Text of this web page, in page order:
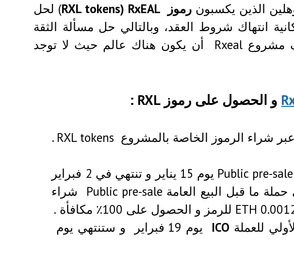
الذين يكسبونرموز RXL tokens) RxEAL
) لحل
انتهاك شروط العقد، وبالتالي حل مسألة الثقة
المرتبطة بالودائع الإيجارية.و يهذف مشروع Rxeal أن يكون هناك عالم حيث لا توجد
و الحصول على رموز RXL :
ستبدأ حملة ما قبل البيع العامة Public pre-sale يوم 15 يناير و تنتهي في 2 فبراير
2018 ، و يمكن للمشاركين في حملة ما قبل البيع العامة Public pre-sale شراء
للعملة ICO
يوم 19 فبراير و ستنتهي يوم